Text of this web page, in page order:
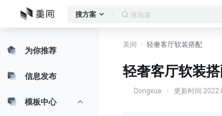
搜方案 作品集
为你推荐
信息发布
模板中心
美间 轻奢客厅软装搭配
轻奢客厅软装
Dongxue 更新时间